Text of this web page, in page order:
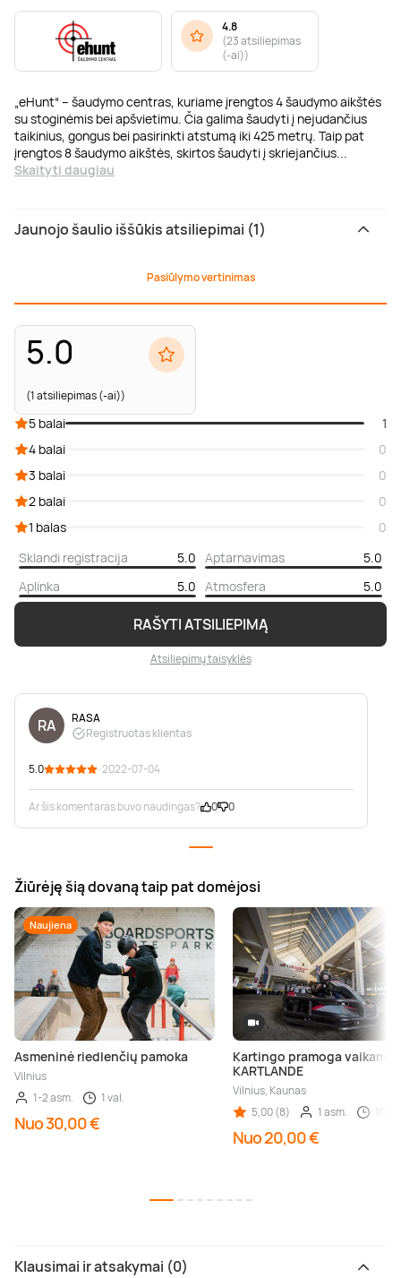
„eHunt“ – šaudymo centras, kuriame įrengtos 4 šaudymo aikštės
su stoginėmis bei apšvietimu. Čia galima šaudyti į nejudančius
taikinius, gongus bei pasirinkti atstumą iki 425 metrų. Taip pat
įrengtos 8 šaudymo aikštės, skirtos šaudyti į skriejančius
Skaityti daugiau
4.8
(23 atsiliepimas
(-ai))
Jaunojo šaulio iššūkis atsiliepimai (1)
Pasiūlymo vertinimas
5.0
(1 atsiliepimas (-ai))
RAŠYTI ATSILIEPIMĄ
Atsiliepimų taisyklės
5 balai
1
4 balai
0
3 balai
0
2 balai
0
1 balas
0
Sklandi registracija
5.0 Aptarnavimas
5.0
Aplinka
5.0 Atmosfera 5.0
RA
RASA
Registruotas klientas
5.0 · 2022-07-04
Ar šis komentaras buvo naudingas? 0 0
Žiūrėję šią dovaną taip pat domėjosi
Naujiena
Asmeninė riedlenčių pamoka
Vilnius
1-2 asm.
1 val.
Nuo 30,00 €
Kartingo pramoga vaikams
KARTLANDE
Vilnius, Kaunas
5,00 (8)
1 asm. 10
Nuo 20,00 €
Klausimai ir atsakymai (0)